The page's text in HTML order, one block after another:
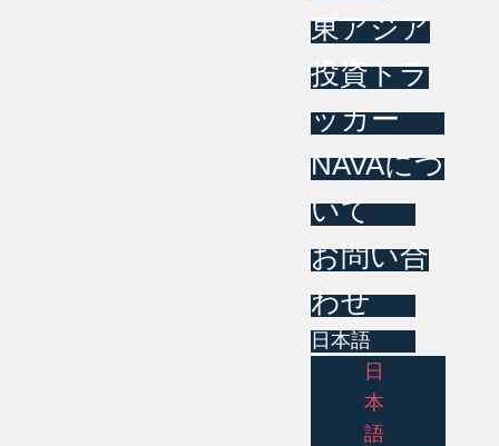
東アジア
投資トラ
ッカー
NAVAにつ
いて
お問い合
わせ
日本語
日
本
語